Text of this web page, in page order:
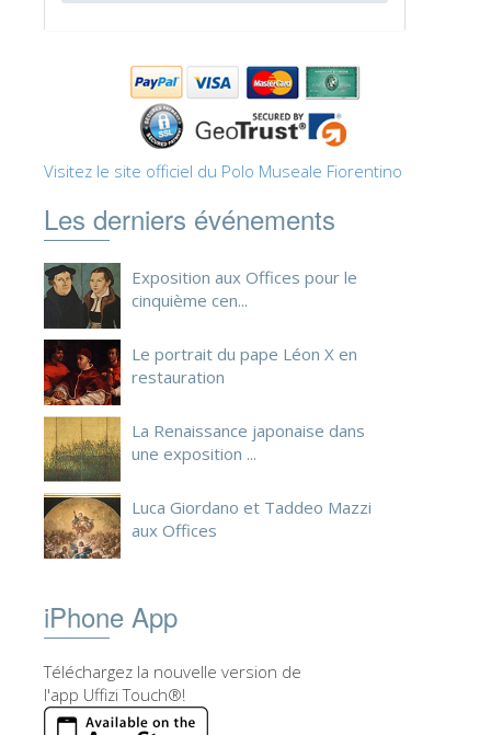
Visitez le site officiel du Polo Museale Fiorentino
Les derniers événements
Exposition aux Offices pour le
cinquième cen...
Le portrait du pape Léon X en
restauration
La Renaissance japonaise dans
une exposition ...
Luca Giordano et Taddeo Mazzi
aux Offices
iPhone App
Téléchargez la nouvelle version de
l'app Uffizi Touch®!